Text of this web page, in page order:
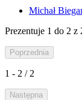
Michał
Prezentuje 1 do 2 z
Poprzednia
1 - 2 / 2
Następna